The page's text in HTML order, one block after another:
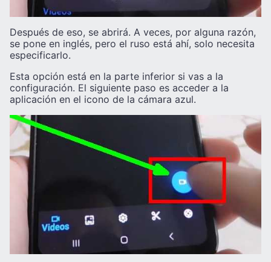
Después de eso, se abrirá. A veces, por alguna razón,
se pone en inglés, pero el ruso está ahí, solo necesita
especificarlo.
Esta opción está en la parte inferior si vas a la
configuración. El siguiente paso es acceder a la
aplicación en el icono de la cámara azul.